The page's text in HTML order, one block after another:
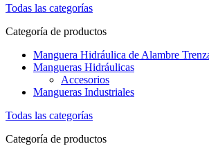
Todas las categorías
Categoría de productos
Manguera Hidráulica de Alambre
Mangueras Hidráulicas
Accesorios
Mangueras Industriales
Todas las categorías
Categoría de productos